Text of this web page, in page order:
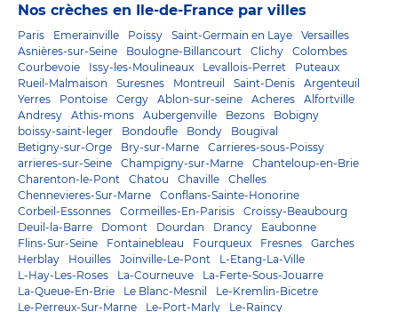
Nos crèches en Ile-de-France par villes
Paris Emerainville Poissy Saint-Germain en Laye
Versailles
Asnières-sur-Seine
Boulogne-Billancourt Clichy
Colombes
Courbevoie
Issy-les-Moulineaux Levallois-Perret
Puteaux
Rueil-Malmaison
Suresnes Montreuil Saint-Denis
Argenteuil
Yerres
Pontoise Cergy Ablon-sur-seine Acheres
Alfortville
Andresy
Athis-mons Aubergenville Bezons
Bobigny
boissy-saint-leger
Bondoufle Bondy
Bougival
Betigny-sur-Orge
Bry-sur-Marne
Carrieres-sous-Poissy
arrieres-sur-Seine
Champigny-sur-Marne
Chanteloup-en-Brie
Charenton-le-Pont
Chatou Chaville
Chelles
Chennevieres-Sur-Marne
Conflans-Sainte-Honorine
Corbeil-Essonnes
Cormeilles-En-Parisis
Croissy-Beaubourg
Deuil-la-Barre
Domont Dourdan Drancy
Eaubonne
Flins-Sur-Seine
Fontainebleau Fourqueux Fresnes
Garches
Herblay
Houilles Joinville-Le-Pont
L-Etang-La-Ville
L-Hay-Les-Roses
La-Courneuve
La-Ferte-Sous-Jouarre
La-Queue-En-Brie
Le Blanc-Mesnil
Le-Kremlin-Bicetre
Le-Perreux-Sur-Marne
Le-Port-Marly
Le-Raincy